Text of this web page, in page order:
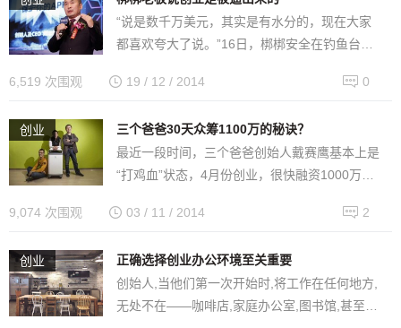
“说是数千万美元，其实是有水分的，现在大家
都喜欢夸大了说。”16日，梆梆安全在钓鱼台国
在台上说了这句似乎不应该说的话。…
6,519 次围观 19 / 12 / 2014 0
创业
三个爸爸30天众筹1100万的秘诀？
最近一段时间，三个爸爸创始人戴赛鹰基本上是
“打鸡血”状态，4月份创业，很快融资1000万美
是微创新的学员，也是以互…
9,074 次围观 03 / 11 / 2014 2
创业
正确选择创业办公环境至关重要
创始人,当他们第一次开始时,将工作在任何地方,
无处不在——咖啡店,家庭办公室,图书馆,甚至公